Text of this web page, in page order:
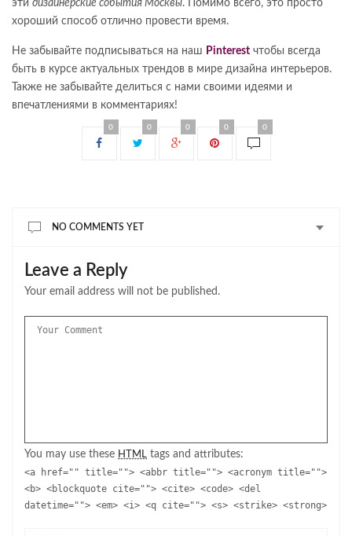
эти дизайнерские события Москвы. Помимо всего, это просто
хороший способ отлично провести время.
Не забывайте подписываться на наш Pinterest чтобы всегда
быть в курсе актуальных трендов в мире дизайна интерьеров.
Также не забывайте делиться с нами своими идеями и
впечатлениями в комментариях!
0 0 0 0 0
NO COMMENTS YET
Leave a Reply
Your email address will not be published.
You may use these HTML tags and attributes:
<a href="" title=""> <abbr title=""> <acronym title="">
<b> <blockquote cite=""> <cite> <code> <del
datetime=""> <em> <i> <q cite=""> <s> <strike> <strong>